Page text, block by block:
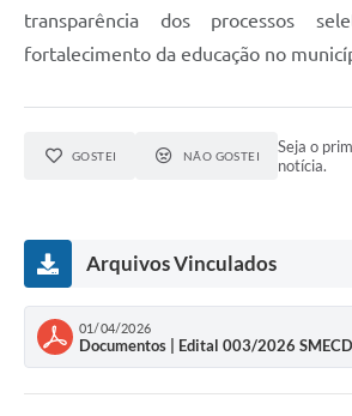
transparência dos processos
fortalecimento da educação no
GOSTEI NÃO GOSTEI
Seja o
notícia.
Arquivos Vinculados
01/04/2026
Documentos | Edital 003/2026